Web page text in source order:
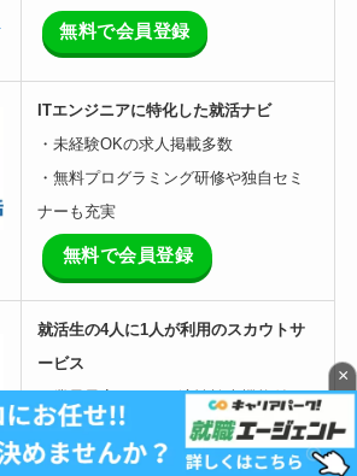
無料で会員登録
ITエンジニアに特化した就活ナビ
・未経験OKの求人掲載多数
・無料プログラミング研修や独自セミ
ナーも充実
無料で会員登録
就活生の4人に1人が利用のスカウトサ
ービス
・業界最高レベルの適性検査機能付き
・スカウト受信率98.6%
×